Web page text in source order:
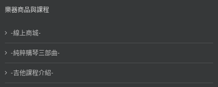
樂器商品與課程
-線上商城-
-純粹購琴三部曲-
-吉他課程介紹-